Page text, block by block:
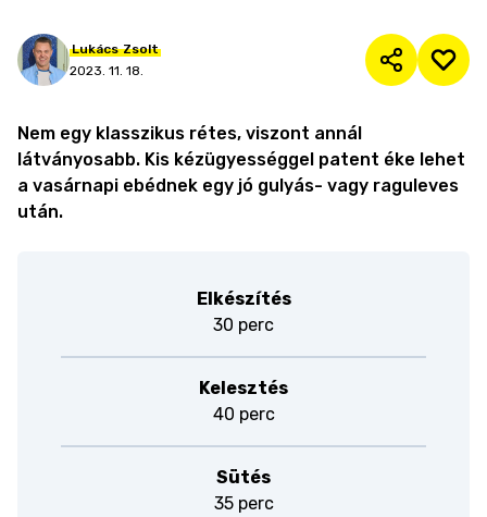
Lukács Zsolt
2023. 11. 18.
Nem egy klasszikus rétes, viszont annál
látványosabb. Kis kézügyességgel patent éke lehet
a vasárnapi ebédnek egy jó gulyás- vagy raguleves
után.
Elkészítés
30 perc
Kelesztés
40 perc
Sütés
35 perc